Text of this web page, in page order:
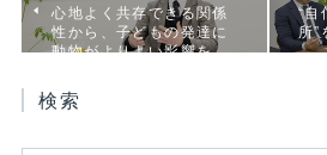
心地よく共存できる関係
性から、子どもの発達に
動物がよりよい影響を…
“自
所”
検索